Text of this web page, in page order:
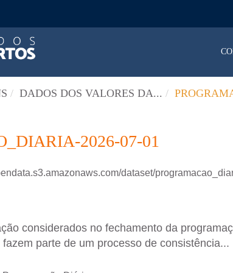
DADOS DOS VALORES DA...
2026-07-01
dataset/
considerados no fechamento da
parte de um processo de consistência...